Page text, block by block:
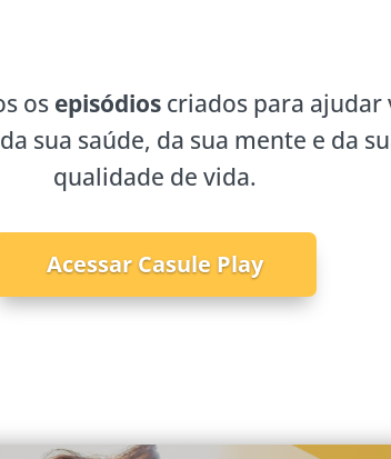
os episódioscriados para ajudar
sua saúde, da sua mente e da
qualidade de vida.
Acessar Casule Play